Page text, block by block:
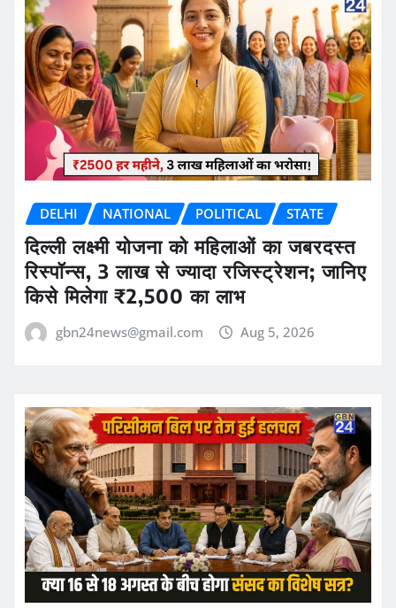
DELHI NATIONAL POLITICAL STATE
दिल्ली लक्ष्मी योजना को महिलाओं का जबरदस्त
रिस्पॉन्स, 3 लाख से ज्यादा रजिस्ट्रेशन; जानिए
किसे मिलेगा ₹2,500 का लाभ
gbn24news@gmail.com Aug 5, 2026